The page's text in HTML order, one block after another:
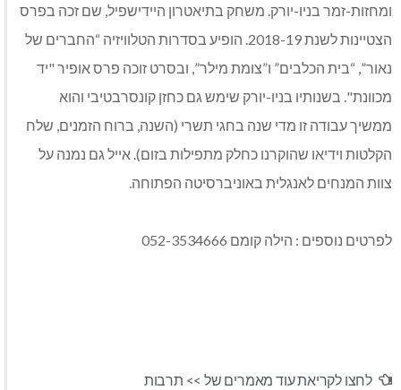
ומחזות-זמר בניו-יורק. משחק בתיאטרון היידישפיל, שם זכה בפרס
הצטיינות לשנת 2018-19. הופיע בסדרות הטלוויזיה “החברים של
נאור”, “בית הכלבים” ו”צומת מילר”, ובסרט זוכה פרס אופיר "יד
מכוונת". בשנותיו בניו-יורק שימש גם כחזן קונסרבטיבי והוא
ממשיך עבודה זו מדי שנה בחגי תשרי (השנה, ברוח הזמנים, שלח
הקלטות וידיאו שהוקרנו כחלק מתפילות בזום). אייל גם נמנה על
צוות המנחים לאנגלית באוניברסיטה הפתוחה.
לפרטים נוספים : הילה קומם 052-3534666
לחצו לקריאת עוד מאמרים של >> תרבות